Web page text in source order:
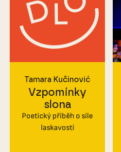
Tamara Kučinović
Vzpomínky
slona
Poetický příběh o síle
laskavosti